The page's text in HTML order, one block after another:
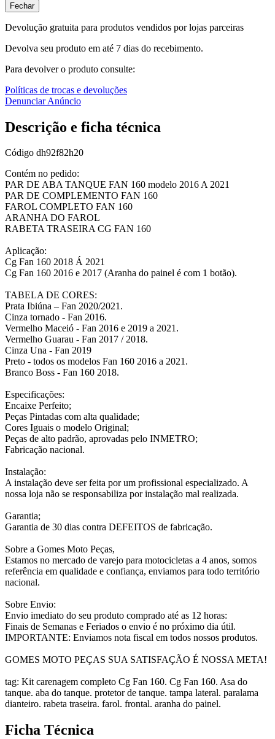
Fechar
Devolução gratuita para produtos vendidos por lojas parceiras
Devolva seu produto em até 7 dias do recebimento.
Para devolver o produto consulte:
Políticas de trocas e devoluções
Denunciar Anúncio
Descrição e ficha técnica
Código dh92f82h20
Contém no pedido:
PAR DE ABA TANQUE FAN 160 modelo 2016 A 2021
PAR DE COMPLEMENTO FAN 160
FAROL COMPLETO FAN 160
ARANHA DO FAROL
RABETA TRASEIRA CG FAN 160
Aplicação:
Cg Fan 160 2018 Á 2021
Cg Fan 160 2016 e 2017 (Aranha do painel é com 1 botão).
TABELA DE CORES:
Prata Ibiúna – Fan 2020/2021.
Cinza tornado - Fan 2016.
Vermelho Maceió - Fan 2016 e 2019 a 2021.
Vermelho Guarau - Fan 2017 / 2018.
Cinza Una - Fan 2019
Preto - todos os modelos Fan 160 2016 a 2021.
Branco Boss - Fan 160 2018.
Especificações:
Encaixe Perfeito;
Peças Pintadas com alta qualidade;
Cores Iguais o modelo Original;
Peças de alto padrão, aprovadas pelo INMETRO;
Fabricação nacional.
Instalação:
A instalação deve ser feita por um profissional especializado. A
nossa loja não se responsabiliza por instalação mal realizada.
Garantia;
Garantia de 30 dias contra DEFEITOS de fabricação.
Sobre a Gomes Moto Peças,
Estamos no mercado de varejo para motocicletas a 4 anos, somos
referência em qualidade e confiança, enviamos para todo território
nacional.
Sobre Envio:
Envio imediato do seu produto comprado até as 12 horas:
Finais de Semanas e Feriados o envio é no próximo dia útil.
IMPORTANTE: Enviamos nota fiscal em todos nossos produtos.
GOMES MOTO PEÇAS SUA SATISFAÇÃO É NOSSA META!
tag: Kit carenagem completo Cg Fan 160. Cg Fan 160. Asa do
tanque. aba do tanque. protetor de tanque. tampa lateral. paralama
dianteiro. rabeta traseira. farol. frontal. aranha do painel.
Ficha Técnica